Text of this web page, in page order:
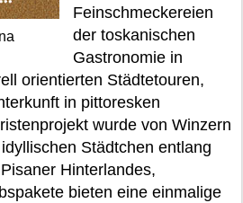
Feinschmeckereien
der toskanischen
Gastronomie in
orientierten Städtetouren,
in pittoresken
wurde von Winzern
Städtchen entlang
Hinterlandes,
bieten eine einmalige